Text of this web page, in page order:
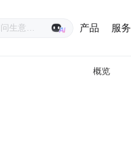
生意专家
产品 服务
概览